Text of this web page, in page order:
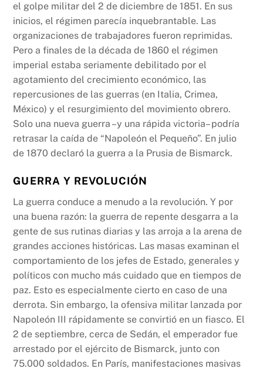
el golpe militar del 2 de diciembre de 1851. En sus
inicios, el régimen parecía inquebrantable. Las
organizaciones de trabajadores fueron reprimidas.
Pero a finales de la década de 1860 el régimen
imperial estaba seriamente debilitado por el
agotamiento del crecimiento económico, las
repercusiones de las guerras (en Italia, Crimea,
México) y el resurgimiento del movimiento obrero.
Solo una nueva guerra –y una rápida victoria– podría
retrasar la caída de “Napoleón el Pequeño”. En julio
de 1870 declaró la guerra a la Prusia de Bismarck.
GUERRA Y REVOLUCIÓN
La guerra conduce a menudo a la revolución. Y por
una buena razón: la guerra de repente desgarra a la
gente de sus rutinas diarias y las arroja a la arena de
grandes acciones históricas. Las masas examinan el
comportamiento de los jefes de Estado, generales y
políticos con mucho más cuidado que en tiempos de
paz. Esto es especialmente cierto en caso de una
derrota. Sin embargo, la ofensiva militar lanzada por
Napoleón III rápidamente se convirtió en un fiasco. El
2 de septiembre, cerca de Sedán, el emperador fue
arrestado por el ejército de Bismarck, junto con
75.000 soldados. En París, manifestaciones masivas